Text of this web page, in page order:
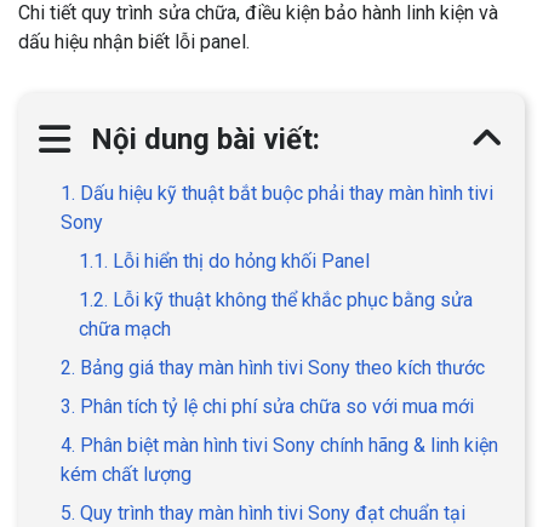
Chi tiết quy trình sửa chữa, điều kiện bảo hành linh kiện và
dấu hiệu nhận biết lỗi panel.
Nội dung bài viết:
1. Dấu hiệu kỹ thuật bắt buộc phải thay màn hình tivi
Sony
1.1. Lỗi hiển thị do hỏng khối Panel
1.2. Lỗi kỹ thuật không thể khắc phục bằng sửa
chữa mạch
2. Bảng giá thay màn hình tivi Sony theo kích thước
3. Phân tích tỷ lệ chi phí sửa chữa so với mua mới
4. Phân biệt màn hình tivi Sony chính hãng & linh kiện
kém chất lượng
5. Quy trình thay màn hình tivi Sony đạt chuẩn tại